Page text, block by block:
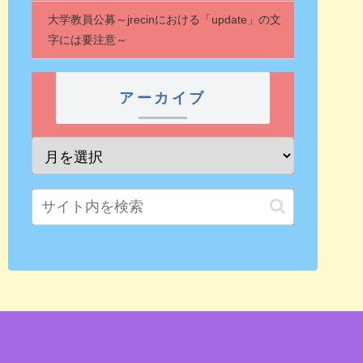
大学教員公募～jrecinにおける「update」の文
字には要注意～
アーカイブ